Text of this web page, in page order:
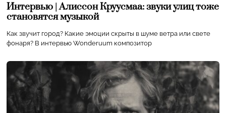
Интервью | Алиссон Круусмаа: звуки улиц тоже
становятся музыкой
Как звучит город? Какие эмоции скрыты в шуме ветра или свете
фонаря? В интервью Wonderuum композитор